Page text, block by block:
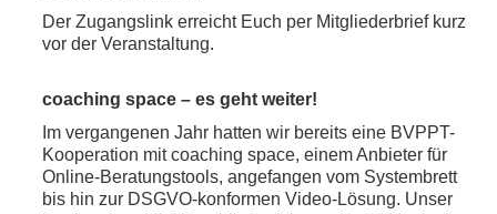
Der Zugangslink erreicht Euch per Mitgliederbrief kurz
vor der Veranstaltung.
coaching space – es geht weiter!
Im vergangenen Jahr hatten wir bereits eine BVPPT-
Kooperation mit coaching space, einem Anbieter für
Online-Beratungstools, angefangen vom Systembrett
bis hin zur DSGVO-konformen Video-Lösung. Unser